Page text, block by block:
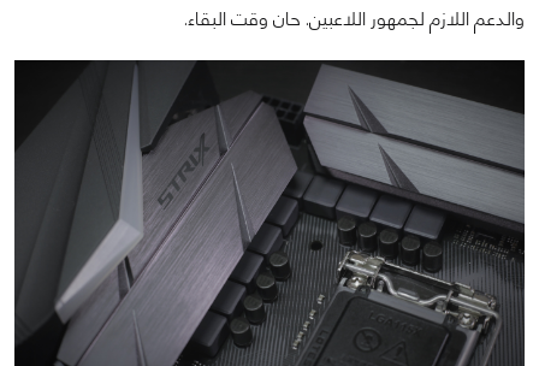
والدعم اللازم لجمهور اللاعبين. حان وقت البقاء.